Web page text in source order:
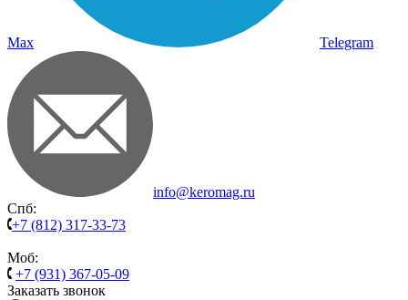
Max Telegram
info@keromag.ru
Спб:
+7 (812) 317-33-73
Моб:
+7 (931) 367-05-09
Заказать звонок